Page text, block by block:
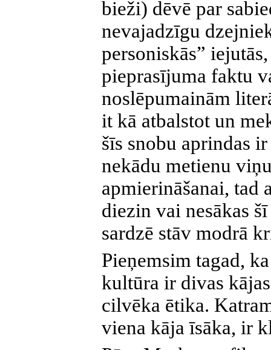
bieži) dēvē par
nevajadzīgu
personiskās”
pieprasījuma faktu
noslēpumainām
it kā atbalstot un
šīs snobu aprindas
nekādu metienu
apmierināšanai,
diezin vai nesākas
sardzē stāv modrā
Pieņemsim tagad,
kultūra ir divas
cilvēka ētika.
viena kāja īsāka, ir